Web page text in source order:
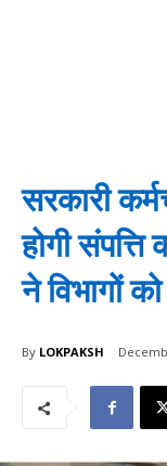
सरकारी
होगी संपत्ति
ने विभागों
By LOKPAKSH